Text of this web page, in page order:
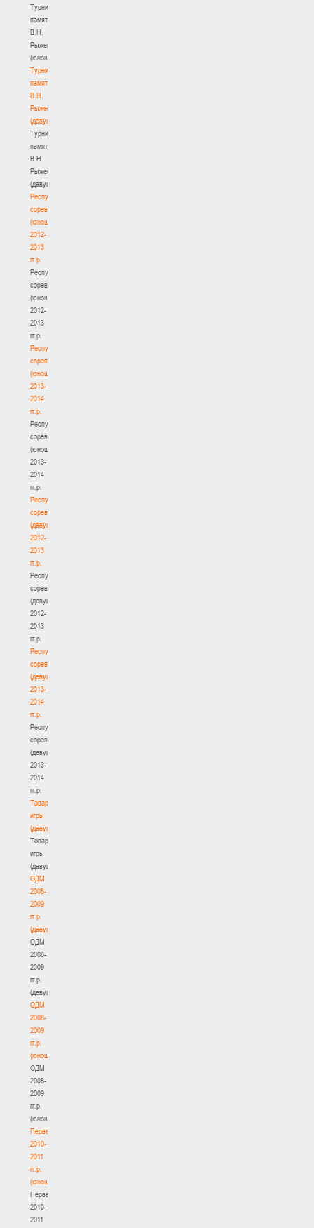
Турнир
памяти
В.Н.
Рыженкова
(юноши)
Турнир
памяти
В.Н.
Рыженкова
(девушки)
Турнир
памяти
В.Н.
Рыженкова
(девушки)
Республиканские
соревнования
(юноши)
2012-
2013
гг.р.
Республиканские
соревнования
(юноши)
2012-
2013
гг.р.
Республиканские
соревнования
(юноши)
2013-
2014
гг.р.
Республиканские
соревнования
(юноши)
2013-
2014
гг.р.
Республиканские
соревнования
(девушки)
2012-
2013
гг.р.
Республиканские
соревнования
(девушки)
2012-
2013
гг.р.
Республиканские
соревнования
(девушки)
2013-
2014
гг.р.
Республиканские
соревнования
(девушки)
2013-
2014
гг.р.
Товарищеские
игры
(девушки)
Товарищеские
игры
(девушки)
ОДМ
2008-
2009
гг.р.
(девушки)
ОДМ
2008-
2009
гг.р.
(девушки)
ОДМ
2008-
2009
гг.р.
(юноши)
ОДМ
2008-
2009
гг.р.
(юноши)
Первенство
2010-
2011
гг.р.
(юноши)
Первенство
2010-
2011